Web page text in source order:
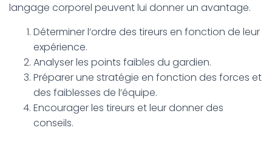
langage corporel peuvent lui donner un avantage.
Déterminer l’ordre des tireurs en fonction de leur
expérience.
Analyser les points faibles du gardien.
Préparer une stratégie en fonction des forces et
des faiblesses de l’équipe.
Encourager les tireurs et leur donner des
conseils.